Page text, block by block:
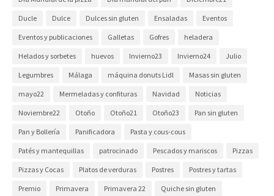
Ducle Dulce Dulces sin gluten Ensaladas Eventos
Eventos y publicaciones Galletas Gofres heladera
Helados y sorbetes huevos Invierno23 Invierno24 Julio
Legumbres Málaga máquina donuts Lidl Masas sin gluten
mayo22 Mermeladas y confituras Navidad Noticias
Noviembre22 Otoño Otoño21 Otoño23 Pan sin gluten
Pan y Bollería Panificadora Pasta y cous-cous
Patés y mantequillas patrocinado Pescados y mariscos Pizzas
Pizzas y Cocas Platos de verduras Postres Postres y tartas
Premio Primavera Primavera 22 Quiche sin gluten